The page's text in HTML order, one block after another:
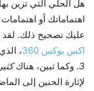
هل الحلي التي تزين
اهتماماتك أو
عليك تصحيح ذلك. لقد
اكس بوكس ​​360
،
3. وكما تبين، هناككثير
لإثارة الحنين إلى